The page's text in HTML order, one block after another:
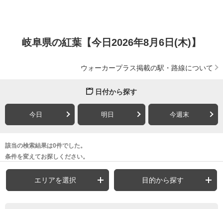
岐阜県の紅葉【今日2026年8月6日(木)】
ウォーカープラス掲載の駅・路線について
日付から探す
今日 明日 今週末
該当の検索結果は0件でした。
条件を変えてお探しください。
エリアを選択 目的から探す